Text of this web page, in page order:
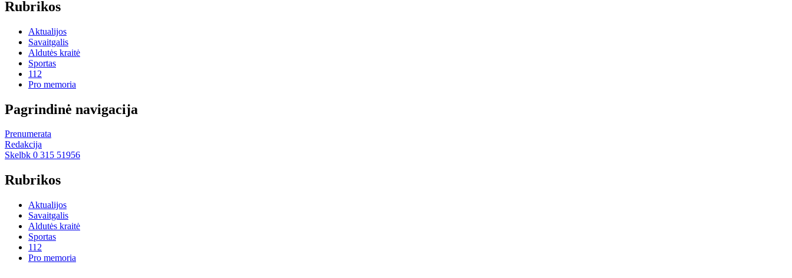
Rubrikos
Aktualijos
Savaitgalis
Aldutės kraitė
Sportas
112
Pro memoria
Pagrindinė navigacija
Prenumerata
Redakcija
Skelbk 0 315 51956
Rubrikos
Aktualijos
Savaitgalis
Aldutės kraitė
Sportas
112
Pro memoria